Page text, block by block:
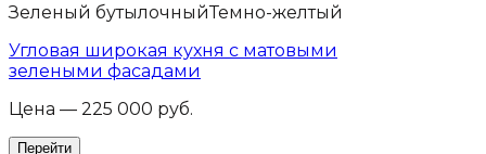
Зеленый бутылочныйТемно-желтый
Угловая широкая кухня с матовыми
зелеными фасадами
Цена — 225 000 руб.